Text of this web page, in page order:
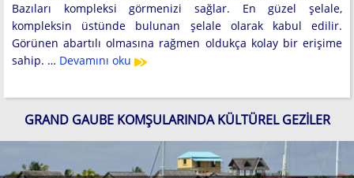
Bazıları kompleksi görmenizi sağlar. En güzel şelale,
kompleksin üstünde bulunan şelale olarak kabul edilir.
Görünen abartılı olmasına rağmen oldukça kolay bir erişime
sahip. … Devamını oku
GRAND GAUBE KOMŞULARINDA KÜLTÜREL GEZILER